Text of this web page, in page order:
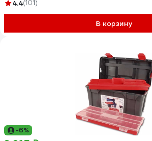
4.4(101)
В корзину
-6%